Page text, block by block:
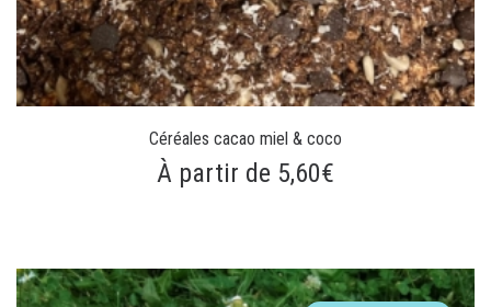
Céréales cacao miel & coco
À partir de 5,60€